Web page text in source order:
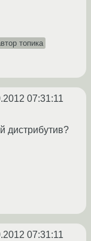
топика
07:31:11
дистрибутив?
07:31:11